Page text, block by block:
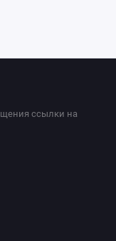
ссылки на